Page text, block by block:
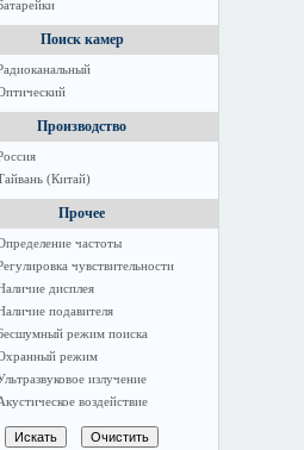
Поиск камер
Производство
(Китай)
Прочее
частоты
чувствительности
дисплея
подавителя
режим поиска
режим
излучение
воздействие